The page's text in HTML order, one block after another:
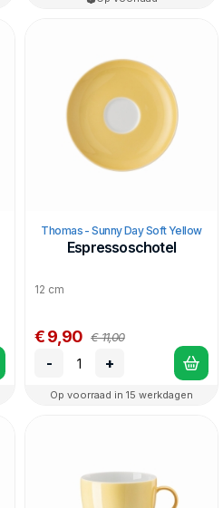
Thomas - Sunny Day Soft Yellow
Espressoschotel
12 cm
€ 9,90 € 11,00
- +
Op voorraad in 15 werkdagen